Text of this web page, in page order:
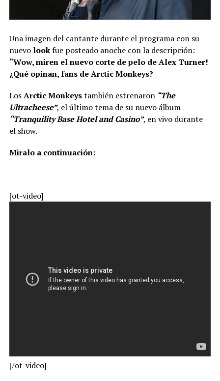
Una imagen del cantante durante el programa con su
nuevolookfue posteado anoche con la descripción:
“Wow, miren el nuevo corte de pelo de Alex Turner!
¿Qué opinan, fans de Arctic Monkeys?
LosArctic Monkeystambién estrenaron“The
Ultracheese”, el último tema de su nuevo álbum
“Tranquility Base Hotel and Casino”, en vivo durante
el show.
Miralo a continuación:
[ot-video]
[/ot-video]